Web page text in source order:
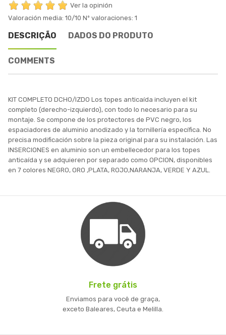
Ver la opinión
Valoración media: 10/10 Nº valoraciones: 1
DESCRIÇÃO DADOS DO PRODUTO
COMMENTS
KIT COMPLETO DCHO/IZDO Los topes anticaída incluyen el kit
completo (derecho-izquierdo), con todo lo necesario para su
montaje. Se compone de los protectores de PVC negro, los
espaciadores de aluminio anodizado y la tornillería específica. No
precisa modificación sobre la pieza original para su instalación. Las
INSERCIONES en aluminio son un embellecedor para los topes
anticaída y se adquieren por separado como OPCION, disponibles
en 7 colores NEGRO, ORO ,PLATA, ROJO,NARANJA, VERDE Y AZUL.
Frete grátis
Enviamos para você de graça,
exceto Baleares, Ceuta e Melilla.